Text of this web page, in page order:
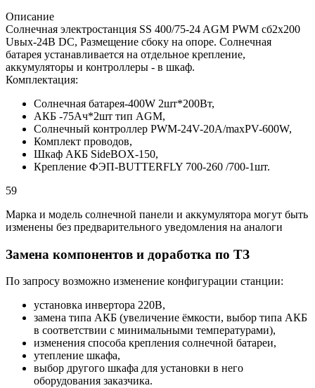
Описание
Солнечная электростанция SS 400/75-24 AGM PWM сб2x200
Uвых-24В DC, Размещение сбоку на опоре. Солнечная
батарея устанавливается на отдельное крепление,
аккумуляторы и контроллеры - в шкаф.
Комплектация:
Солнечная батарея-400W 2шт*200Вт,
АКБ -75Aч*2шт тип AGM,
Солнечный контроллер PWM-24V-20A/maxPV-600W,
Комплект проводов,
Шкаф АКБ SideBOX-150,
Крепление ФЭП-BUTTERFLY 700-260 /700-1шт.
59
Марка и модель солнечной панели и аккумулятора могут быть
изменены без предварительного уведомления на аналоги
Замена компонентов и доработка по ТЗ
По запросу возможно изменение конфигурации станции:
установка инвертора 220В,
замена типа АКБ (увеличение ёмкости, выбор типа АКБ
в соответствии с минимальными температурами),
изменения способа крепления солнечной батареи,
утепление шкафа,
выбор другого шкафа для установки в него
оборудования заказчика.